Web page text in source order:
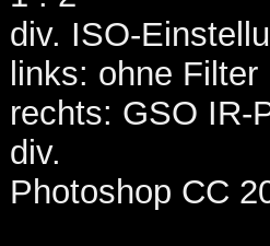
div. ISO-
links: ohne Filter
rechts: GSO IR-
div.
Photoshop CC